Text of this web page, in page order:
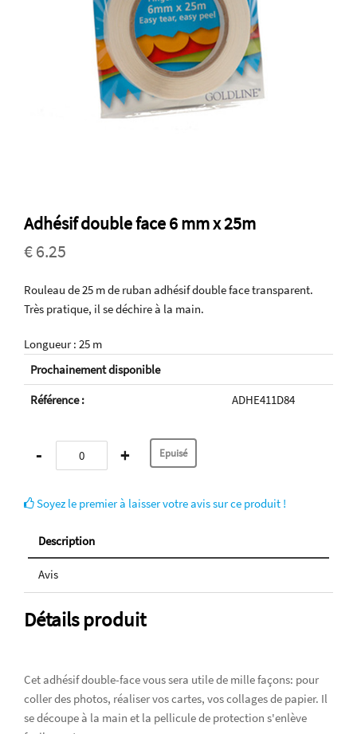
Adhésif double face 6 mm x 25m
€ 6.25
Rouleau de 25 m de ruban adhésif double face transparent.
Très pratique, il se déchire à la main.
Longueur : 25 m
Prochainement disponible
Référence :
ADHE411D84
- +
Soyez le premier à laisser votre avis sur ce produit !
Description
Avis
Détails produit
Cet adhésif double-face vous sera utile de mille façons: pour
coller des photos, réaliser vos cartes, vos collages de papier. Il
se découpe à la main et la pellicule de protection s'enlève